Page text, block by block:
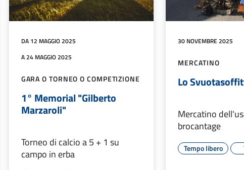
DA 12 MAGGIO 2025
A 24 MAGGIO 2025
GARA O TORNEO O COMPETIZIONE
1° Memorial "Gilberto
Marzaroli"
Torneo di calcio a 5 + 1 su
campo in erba
30 NOVEMBRE 2025
MERCATINO
Lo
Mercatino
brocantage
Tempo libero